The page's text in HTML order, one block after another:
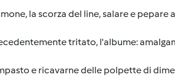
la scorza del line, salare e pepare
tritato, l'albume:
e ricavarne delle polpette di